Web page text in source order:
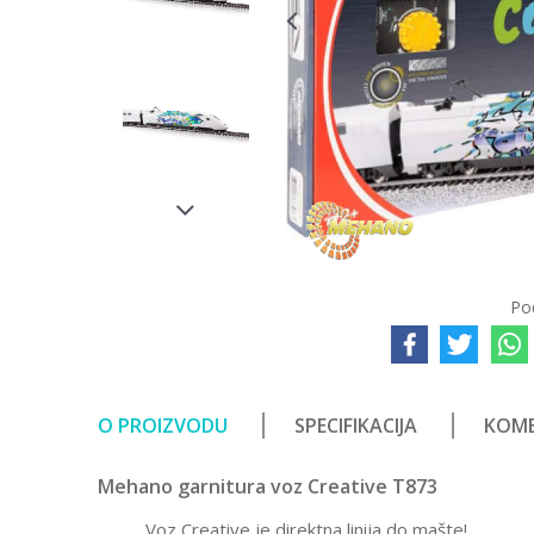
O PROIZVODU SPECIFIKACIJA
Mehano garnitura voz Creative T873
Voz Creative je direktna linija do mašte!